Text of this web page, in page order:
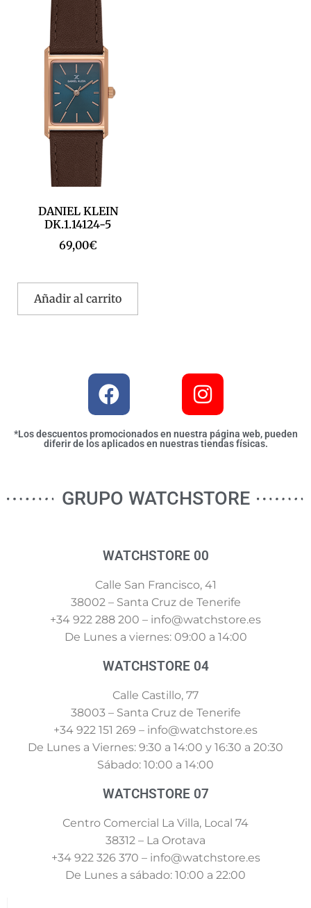
DANIEL KLEIN
DK.1.14124-5
69,00€
Añadir al carrito
*Los descuentos promocionados en nuestra página web, pueden
diferir de los aplicados en nuestras tiendas físicas.
GRUPO WATCHSTORE
WATCHSTORE 00
Calle San Francisco, 41
38002 – Santa Cruz de Tenerife
+34 922 288 200 – info@watchstore.es
De Lunes a viernes: 09:00 a 14:00
WATCHSTORE 04
Calle Castillo, 77
38003 – Santa Cruz de Tenerife
+34 922 151 269 – info@watchstore.es
De Lunes a Viernes: 9:30 a 14:00 y 16:30 a 20:30
Sábado: 10:00 a 14:00
WATCHSTORE 07
Centro Comercial La Villa, Local 74
38312 – La Orotava
+34 922 326 370 – info@watchstore.es
De Lunes a sábado: 10:00 a 22:00